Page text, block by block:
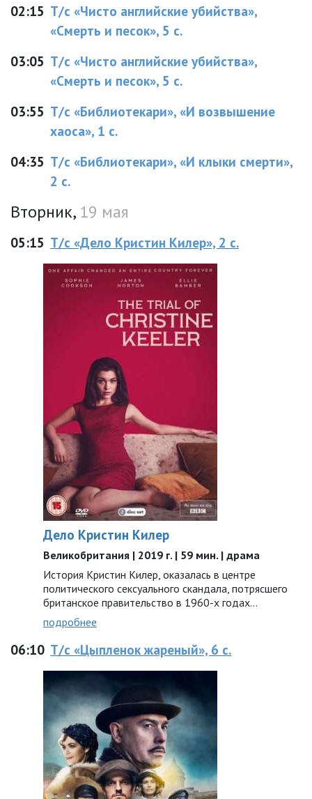
02:15 Т/с «Чисто английские убийства»,
«Смерть и песок», 5 с.
03:05 Т/с «Чисто английские убийства»,
«Смерть и песок», 5 с.
03:55 Т/с «Библиотекари», «И возвышение
хаоса», 1 с.
04:35 Т/с «Библиотекари», «И клыки смерти»,
2 с.
Вторник, 19 мая
05:15 Т/с «Дело Кристин Килер», 2 с.
Дело Кристин Килер
Великобритания | 2019 г. | 59 мин. | драма
История Кристин Килер, оказалась в центре
политического сексуального скандала, потрясшего
британское правительство в 1960-х годах…
подробнее
06:10 Т/с «Цыпленок жареный», 6 с.